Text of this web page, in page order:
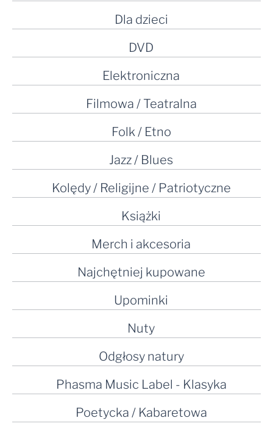
Dla dzieci
DVD
Elektroniczna
Filmowa / Teatralna
Folk / Etno
Jazz / Blues
Kolędy / Religijne / Patriotyczne
Książki
Merch i akcesoria
Najchętniej kupowane
Upominki
Nuty
Odgłosy natury
Phasma Music Label - Klasyka
Poetycka / Kabaretowa